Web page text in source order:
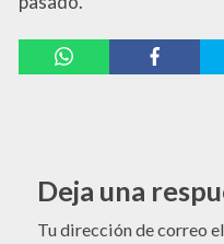
Deja una
Tu dirección de correo